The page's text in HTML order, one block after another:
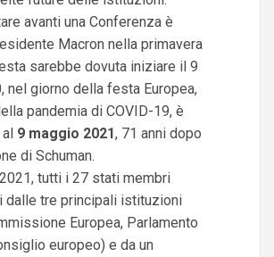
avanti una Conferenza è
Macron nella primavera
sarebbe dovuta iniziare il 9
nel giorno della festa Europea,
pandemia di COVID-19, è
9 maggio 2021, 71 anni dopo
di Schuman.
tutti i 27 stati membri
dalle tre principali istituzioni
Europea, Parlamento
europeo) e da un